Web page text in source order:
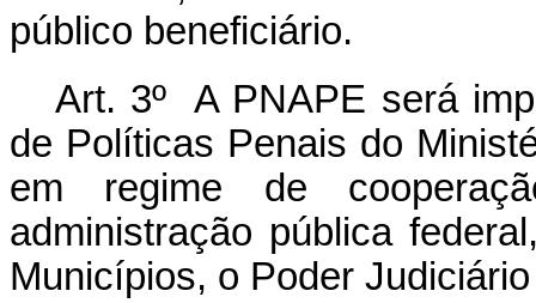
público beneficiário.
Art. 3º A PNAPE será
de Políticas Penais do
em regime de
administração pública
Municípios, o Poder